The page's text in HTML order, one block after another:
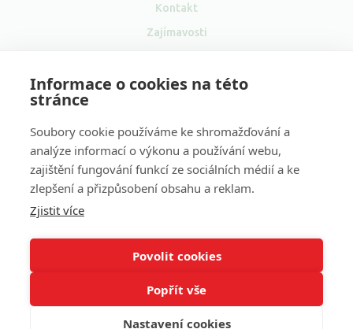
Informace o cookies na této
stránce
Soubory cookie používáme ke shromažďování a
analýze informací o výkonu a používání webu,
zajištění fungování funkcí ze sociálních médií a ke
zlepšení a přizpůsobení obsahu a reklam.
Zjistit více
Povolit cookies
Popřít vše
Nastavení cookies
Kontakt
Zajímavosti
Velkoobchod
Sociální
Naše další projekty:
Copyright © 2001–2026 FAYN Telecommunications s.r.o. All